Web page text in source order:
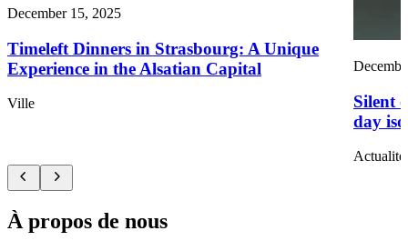
December 15, 2025
Timeleft Dinners in Strasbourg: A Unique
Experience in the Alsatian Capital
Ville
Silent
day
À propos de nous